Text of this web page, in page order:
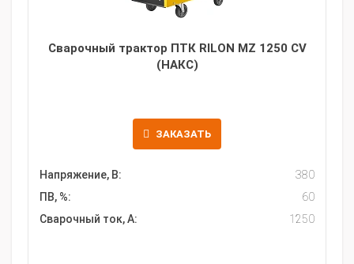
Сварочный трактор ПТК RILON MZ 1250 CV
(НАКС)
ЗАКАЗАТЬ
Напряжение, В:
380
ПВ, %:
60
Сварочный ток, А:
1250